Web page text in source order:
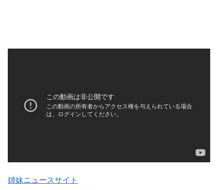
姉妹ニュースサイト